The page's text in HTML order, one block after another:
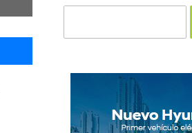
Messenger